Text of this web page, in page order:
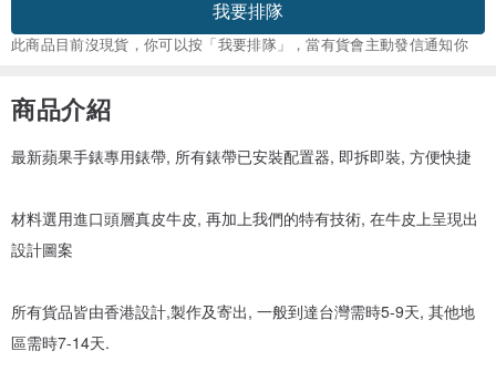
我要排隊
此商品目前沒現貨，你可以按「我要排隊」，當有貨會主動發信通知你
商品介紹
最新蘋果手錶專用錶帶, 所有錶帶已安裝配置器, 即拆即裝, 方便快捷
材料選用進口頭層真皮牛皮, 再加上我們的特有技術, 在牛皮上呈現出
設計圖案
所有貨品皆由香港設計,製作及寄出, 一般到達台灣需時5-9天, 其他地
區需時7-14天.